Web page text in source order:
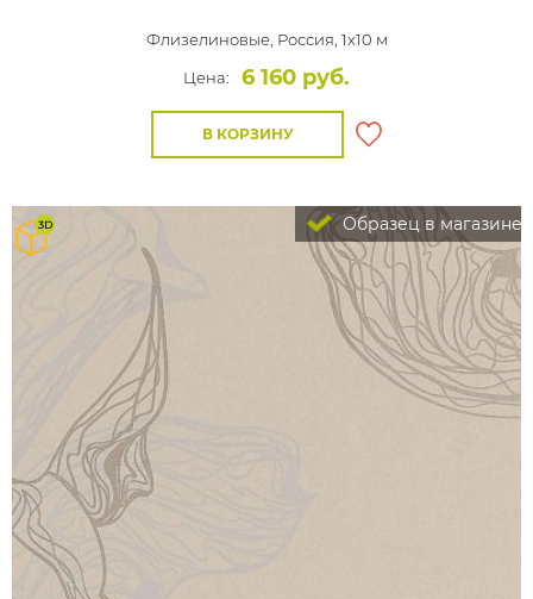
Флизелиновые, Россия, 1x10 м
Цена:
6 160 руб.
В КОРЗИНУ
Образец в магазине